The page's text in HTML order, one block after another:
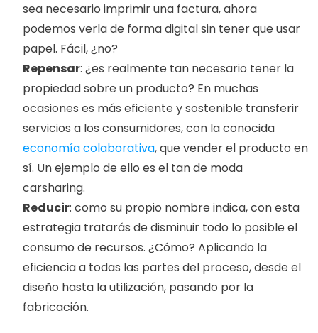
sea necesario imprimir una factura, ahora
podemos verla de forma digital sin tener que usar
papel. Fácil, ¿no?
Repensar: ¿es realmente tan necesario tener la
propiedad sobre un producto? En muchas
ocasiones es más eficiente y sostenible transferir
economía colaborativa, que vender el producto en
sí. Un ejemplo de ello es el tan de moda
carsharing.
Reducir: como su propio nombre indica, con esta
estrategia tratarás de disminuir todo lo posible el
consumo de recursos. ¿Cómo? Aplicando la
eficiencia a todas las partes del proceso, desde el
diseño hasta la utilización, pasando por la
fabricación.